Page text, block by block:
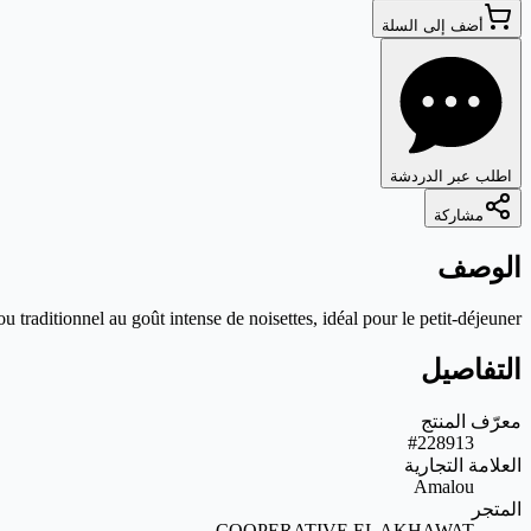
أضف إلى السلة
اطلب عبر الدردشة
مشاركة
الوصف
traditionnel au goût intense de noisettes, idéal pour le petit-déjeuner.
التفاصيل
معرّف المنتج
#228913
العلامة التجارية
Amalou
المتجر